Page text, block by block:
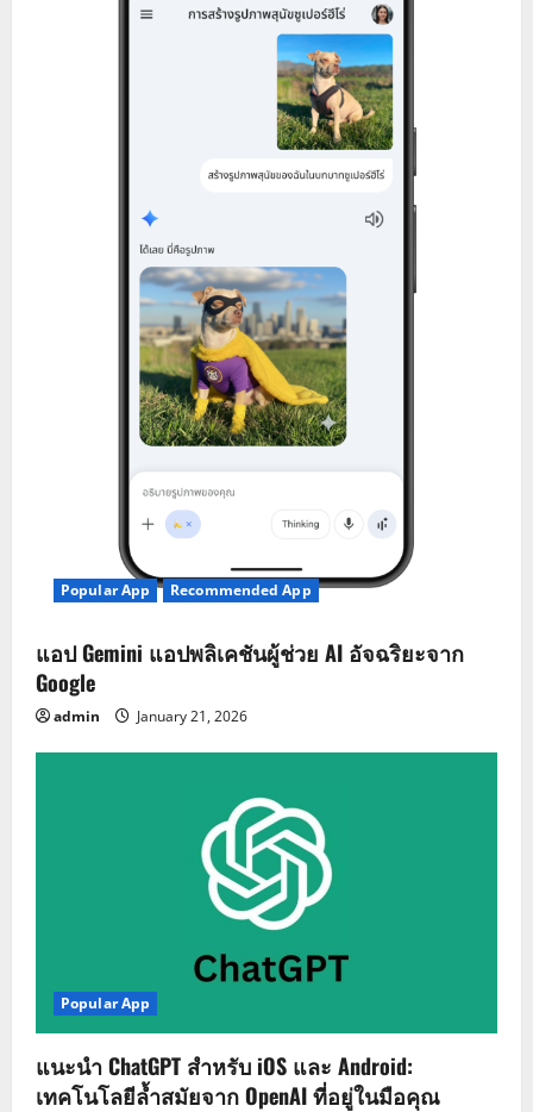
Popular App Recommended App
แอป Gemini แอปพลิเคชันผู้ช่วย AI อัจฉริยะจาก
Google
admin January 21, 2026
Popular App
แนะนำ ChatGPT สำหรับ iOS และ Android:
เทคโนโลยีล้ำสมัยจาก OpenAI ที่อยู่ในมือคุณ